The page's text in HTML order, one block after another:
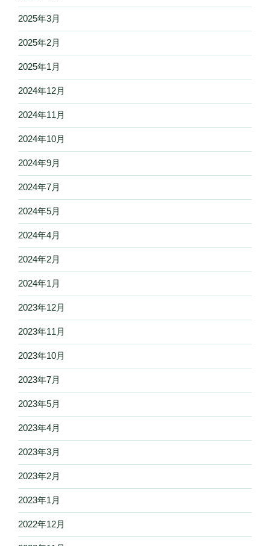
2025年3月
2025年2月
2025年1月
2024年12月
2024年11月
2024年10月
2024年9月
2024年7月
2024年5月
2024年4月
2024年2月
2024年1月
2023年12月
2023年11月
2023年10月
2023年7月
2023年5月
2023年4月
2023年3月
2023年2月
2023年1月
2022年12月